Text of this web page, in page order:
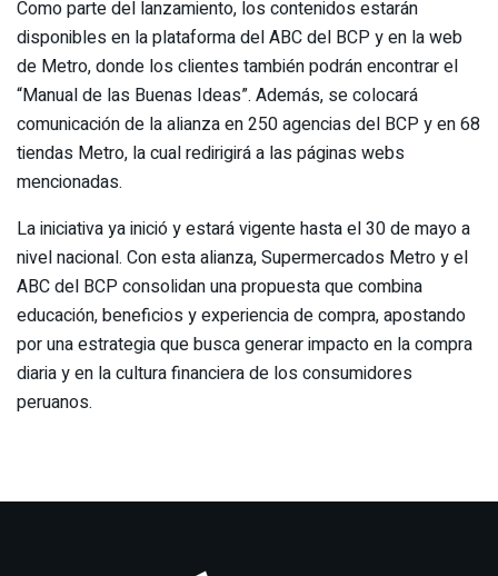
Como parte del lanzamiento, los contenidos estarán
disponibles en la plataforma del ABC del BCP y en la web
de Metro, donde los clientes también podrán encontrar el
“Manual de las Buenas Ideas”. Además, se colocará
comunicación de la alianza en 250 agencias del BCP y en 68
tiendas Metro, la cual redirigirá a las páginas webs
mencionadas.
La iniciativa ya inició y estará vigente hasta el 30 de mayo a
nivel nacional. Con esta alianza, Supermercados Metro y el
ABC del BCP consolidan una propuesta que combina
educación, beneficios y experiencia de compra, apostando
por una estrategia que busca generar impacto en la compra
diaria y en la cultura financiera de los consumidores
peruanos.